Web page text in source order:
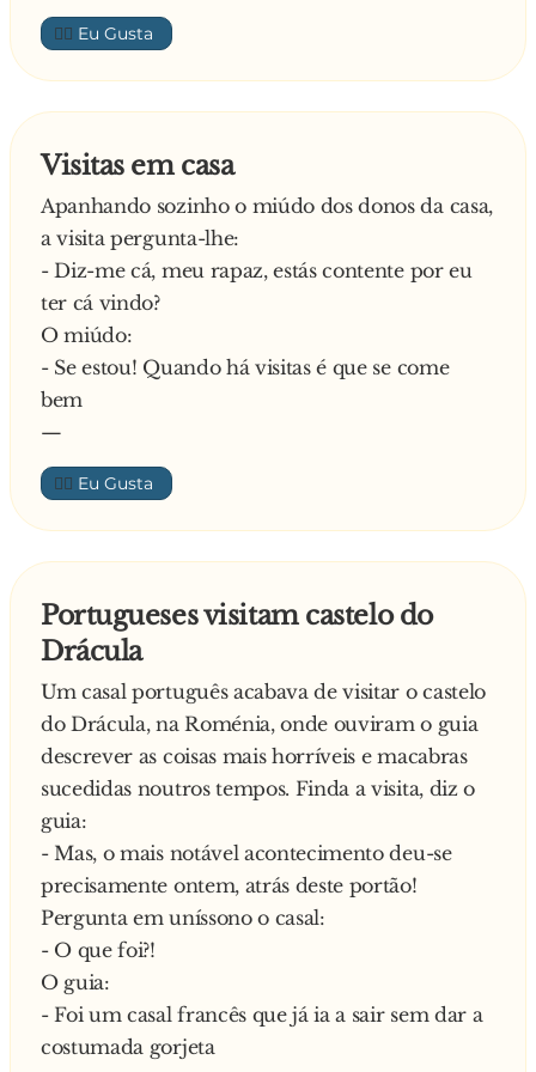
Diz o homem:
- Ok, ok! E qual o seu nome?
Responde o interessado:
- David Rosenberg!
- Não, não e não! Eu não alugo casa para judeus!
O senhor não sabe ler? Não viu escrito no
anúncio que é casa só para cristãos?
Explica o interessado:
- Eu vi! E é verdade que sou judeu, mas
também sou cristão
Diz o senhorio:
- Estás p**... ou quê? Pensas que sou estúpido?
Não existe judeu cristão!
Insiste o interessado:
- Mas eu garanto-lhe que sou judeu e sou
cristão
Então diz o homem:
você é mesmo cristão! – E começa o
questionário – O que é que tem dentro da
Igreja Católica?
- A sacristia – responde o interessado.
- Mais o quê? – pergunta o senhorio.
- Tem o Santo Sudário! – responde o
interessado.
- Mais o quê? – pergunta o senhorio.
- Tem o altar …. – responde o interessado.
- Mais o quê? – pergunta o senhorio.
- Tem o confessionário…. – responde o
interessado.
- Jesus é filho de quem? – pergunta o senhorio
- De José! – responde o interessado.
👍🏼
Visitas em casa
Apanhando sozinho o miúdo dos donos da casa,
a visita pergunta-lhe:
- Diz-me cá, meu rapaz, estás contente por eu
ter cá vindo?
O miúdo:
- Se estou! Quando há visitas é que se come
bem
—
👍🏼
Portugueses visitam castelo do
Drácula
Um casal português acabava de visitar o castelo
do Drácula, na Roménia, onde ouviram o guia
descrever as coisas mais horríveis e macabras
sucedidas noutros tempos. Finda a visita, diz o
guia:
- Mas, o mais notável acontecimento deu-se
precisamente ontem, atrás deste portão!
Pergunta em uníssono o casal:
- O que foi?!
O guia:
- Foi um casal francês que já ia a sair sem dar a
costumada gorjeta